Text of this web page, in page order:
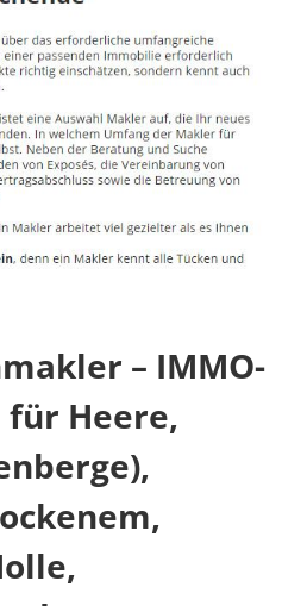
– IMMO-
für Heere,